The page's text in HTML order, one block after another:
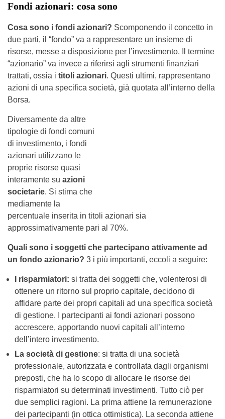
Fondi azionari: cosa sono
Cosa sono i fondi azionari? Scomponendo il concetto in
due parti, il “fondo” va a rappresentare un insieme di
risorse, messe a disposizione per l’investimento. Il termine
“azionario” va invece a riferirsi agli strumenti finanziari
trattati, ossia i titoli azionari. Questi ultimi, rappresentano
azioni di una specifica società, già quotata all’interno della
Borsa.
Diversamente da altre
tipologie di fondi comuni
di investimento, i fondi
azionari utilizzano le
proprie risorse quasi
interamente su azioni
societarie. Si stima che
mediamente la
percentuale inserita in titoli azionari sia
approssimativamente pari al 70%.
Quali sono i soggetti che partecipano attivamente ad
un fondo azionario? 3 i più importanti, eccoli a seguire:
I risparmiatori: si tratta dei soggetti che, volenterosi di
ottenere un ritorno sul proprio capitale, decidono di
affidare parte dei propri capitali ad una specifica società
di gestione. I partecipanti ai fondi azionari possono
accrescere, apportando nuovi capitali all’interno
dell’intero investimento.
La società di gestione: si tratta di una società
professionale, autorizzata e controllata dagli organismi
preposti, che ha lo scopo di allocare le risorse dei
risparmiatori su determinati investimenti. Tutto ciò per
due semplici ragioni. La prima attiene la remunerazione
dei partecipanti (in ottica ottimistica). La seconda attiene